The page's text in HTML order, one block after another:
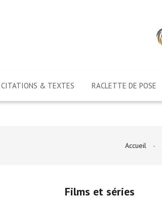
CITATIONS & TEXTES RACLETTE DE POSE
Accueil
Films et séries